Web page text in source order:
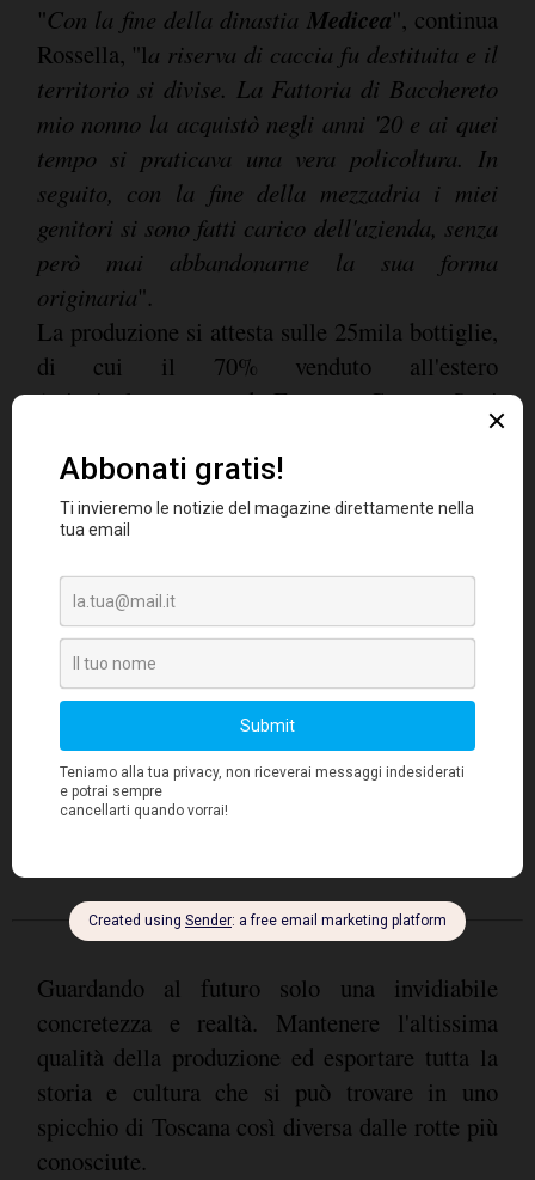
"Con la fine della dinastia Medicea", continua
Rossella, "la riserva di caccia fu destituita e il
territorio si divise. La Fattoria di Bacchereto
mio nonno la acquistò negli anni '20 e ai quei
tempo si praticava una vera policoltura. In
seguito, con la fine della mezzadria i miei
genitori si sono fatti carico dell'azienda, senza
però mai abbandonarne la sua forma
originaria".
La produzione si attesta sulle 25mila bottiglie,
di cui il 70% venduto all'estero
(principalmente nord Europa, Corea, Stati
Uniti e Giappone), mentre il restante 30% in
Italia attraverso il canale Horeca, tutte a nome
terre a Mano, in ossequio all'importanza del
lavoro padronale fatto a mano. Tra le bottiglie
più importanti e assolutamente da gustare,
ricordiamo il
Sangiovese,Cabernet Sauvignon,Canaiolo
Pian de' Sorbi Rosso Vendemmia Tardiva
(100% Sangiovese ), ilSassocarlo Bianco
Toscano(a base diMalvasiaeTrebbiamo
per chiudere con ilVin Santo di
Carmignano, prodotto da uve
Guardando al futuro solo una invidiabile
concretezza e realtà. Mantenere l'altissima
qualità della produzione ed esportare tutta la
storia e cultura che si può trovare in uno
spicchio di Toscana così diversa dalle rotte più
conosciute.